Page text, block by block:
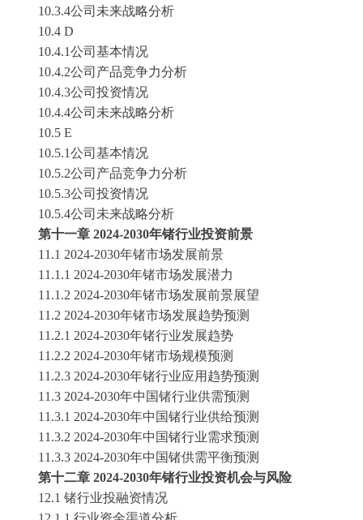
10.3.4公司未来战略分析
10.4 D
10.4.1公司基本情况
10.4.2公司产品竞争力分析
10.4.3公司投资情况
10.4.4公司未来战略分析
10.5 E
10.5.1公司基本情况
10.5.2公司产品竞争力分析
10.5.3公司投资情况
10.5.4公司未来战略分析
第十一章 2024-2030年锗行业投资前景
11.1 2024-2030年锗市场发展前景
11.1.1 2024-2030年锗市场发展潜力
11.1.2 2024-2030年锗市场发展前景展望
11.2 2024-2030年锗市场发展趋势预测
11.2.1 2024-2030年锗行业发展趋势
11.2.2 2024-2030年锗市场规模预测
11.2.3 2024-2030年锗行业应用趋势预测
11.3 2024-2030年中国锗行业供需预测
11.3.1 2024-2030年中国锗行业供给预测
11.3.2 2024-2030年中国锗行业需求预测
11.3.3 2024-2030年中国锗供需平衡预测
第十二章 2024-2030年锗行业投资机会与风险
12.1 锗行业投融资情况